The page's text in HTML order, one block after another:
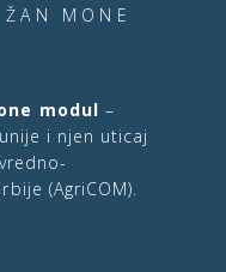
MONE
modul –
i njen uticaj
(AgriCOM).